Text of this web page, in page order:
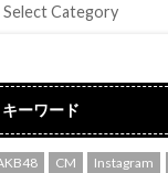
キーワード
CM Instagram